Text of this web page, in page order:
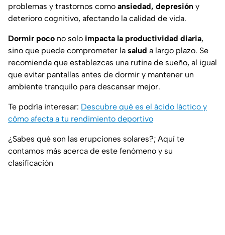
problemas y trastornos como ansiedad, depresión y
deterioro cognitivo, afectando la calidad de vida.
Dormir poco no solo impacta la productividad diaria,
sino que puede comprometer la salud a largo plazo. Se
recomienda que establezcas una rutina de sueño, al igual
que evitar pantallas antes de dormir y mantener un
ambiente tranquilo para descansar mejor.
Te podría interesar: Descubre qué es el ácido láctico y
cómo afecta a tu rendimiento deportivo
¿Sabes qué son las erupciones solares?; Aquí te
contamos más acerca de este fenómeno y su
clasificación